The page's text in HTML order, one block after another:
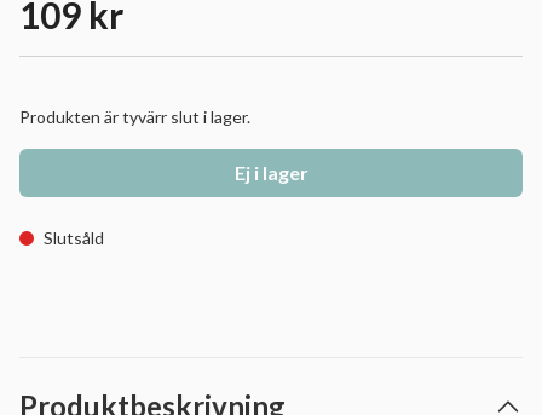
109 kr
Produkten är tyvärr slut i lager.
Ej i lager
Slutsåld
Produktbeskrivning